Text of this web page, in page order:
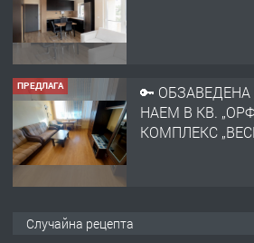
ПРЕДЛАГА
🔑
НАЕМ В КВ.
КОМПЛЕКС
Случайна рецепта